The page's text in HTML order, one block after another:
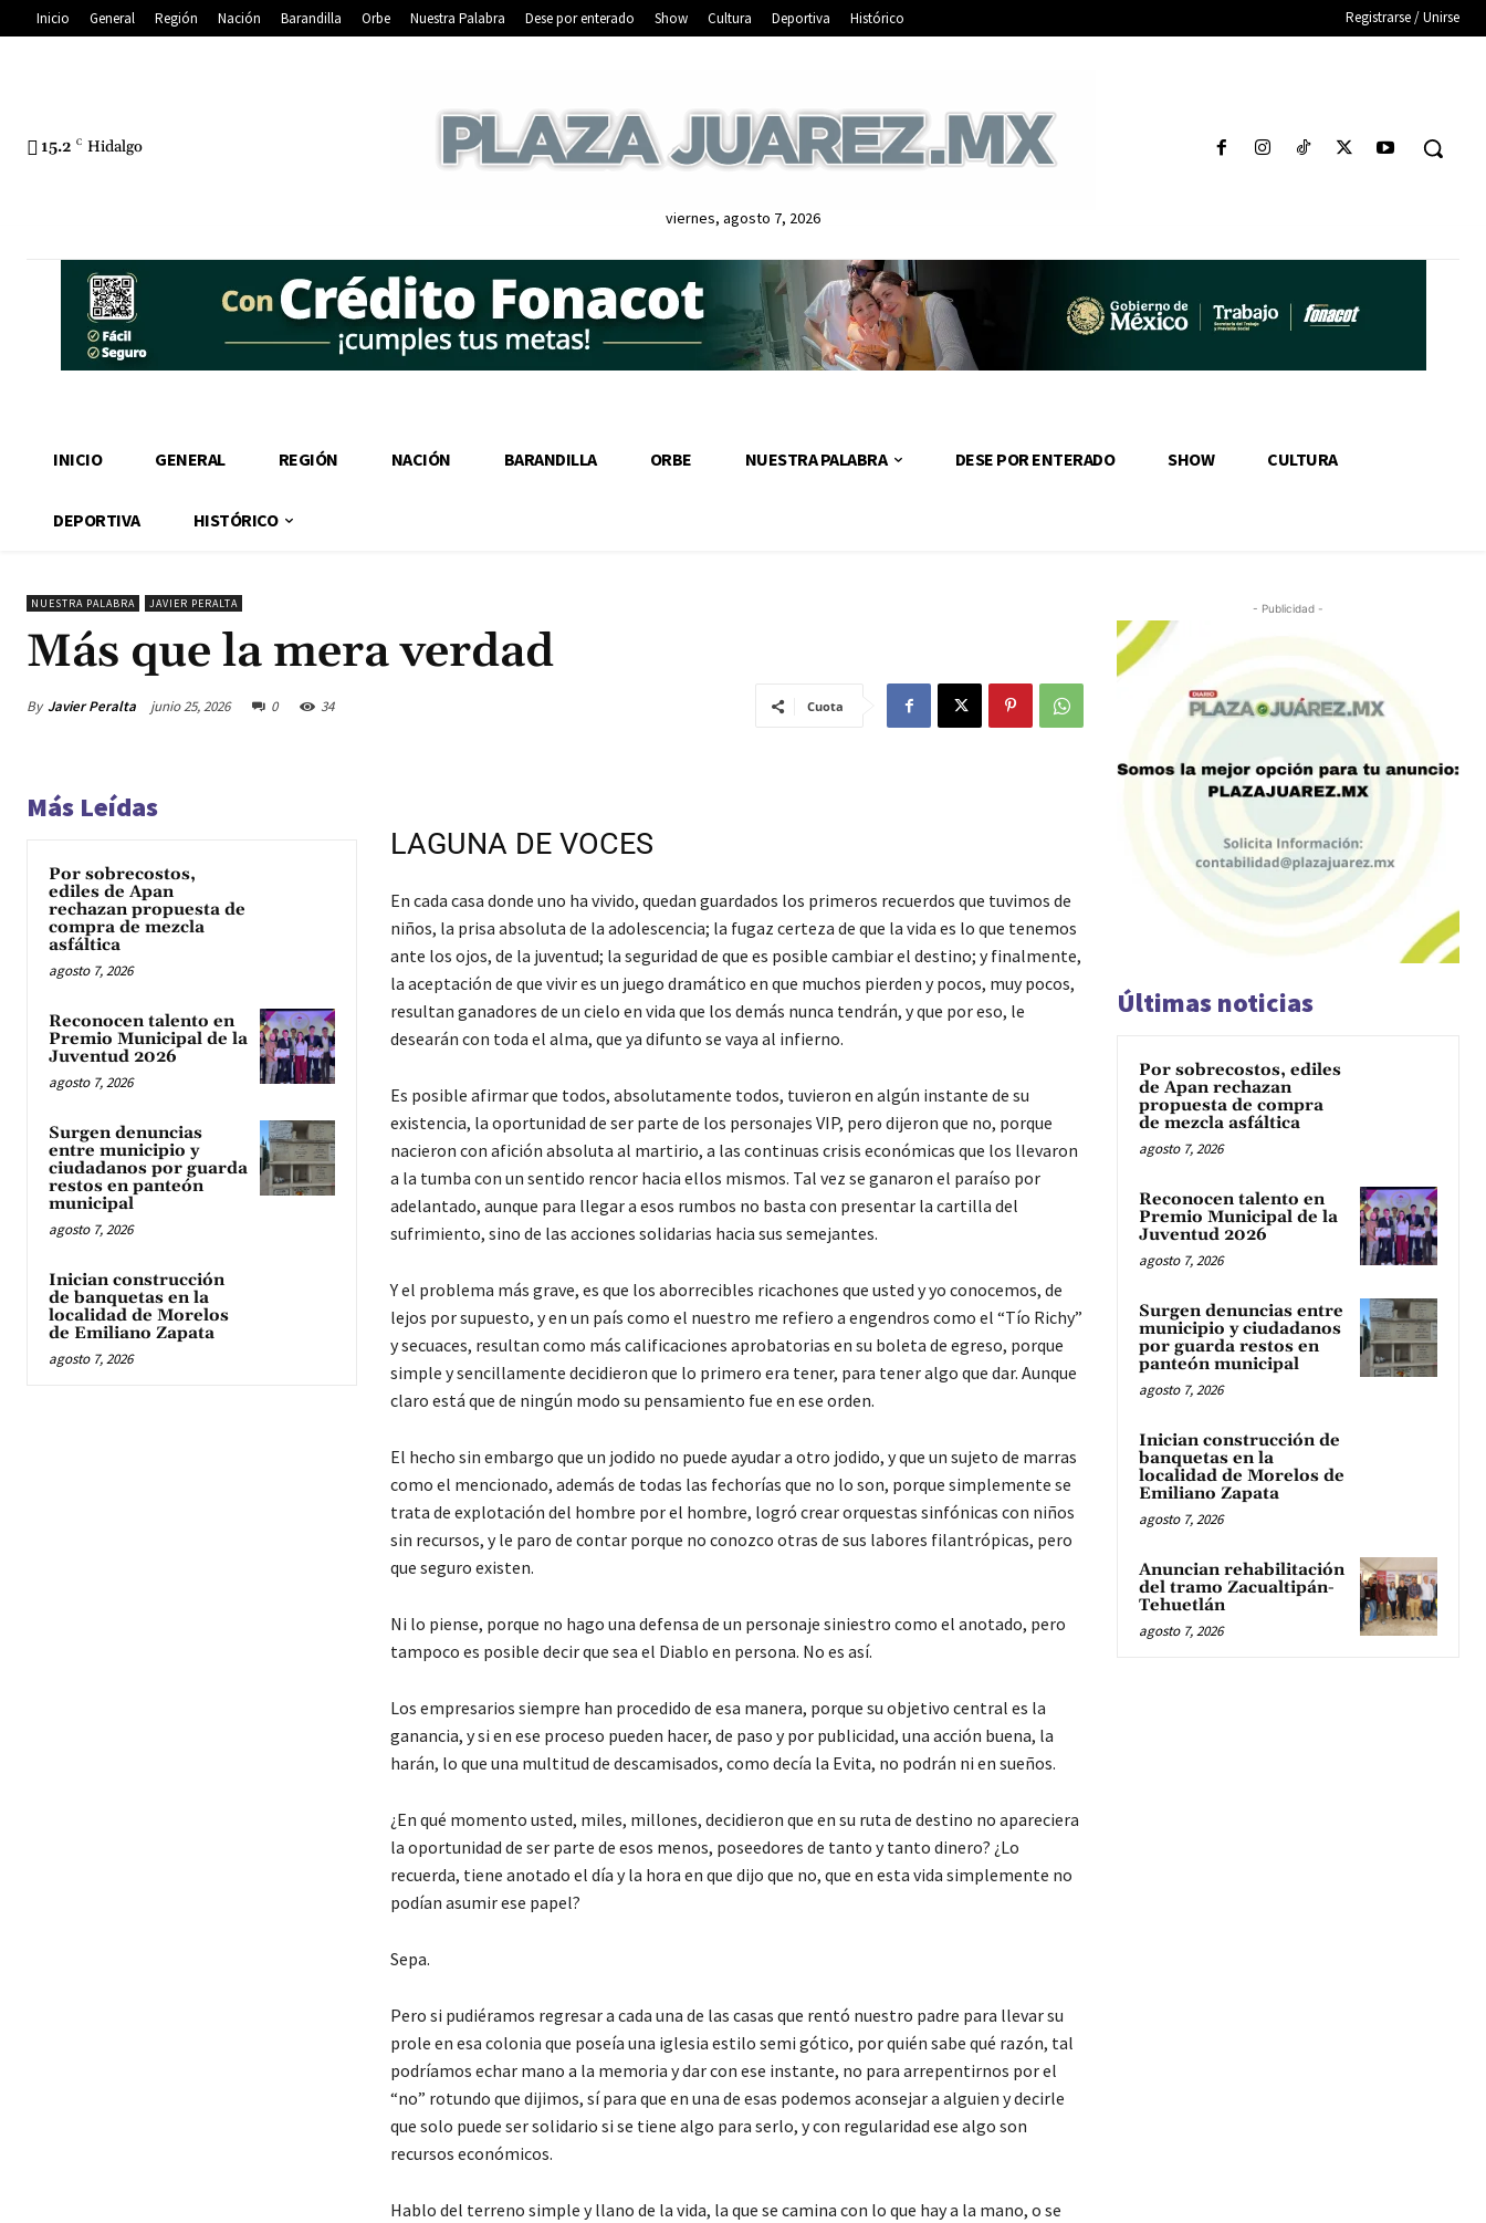
Inicio General Región Nación Barandilla Orbe Nuestra Palabra Dese por enterado Show Cultura Deportiva Histórico Registrarse / Unirse
15.2 C Hidalgo
viernes, agosto 7, 2026
INICIO GENERAL REGIÓN NACIÓN BARANDILLA ORBE NUESTRA PALABRA DESE POR ENTERADO SHOW CULTURA
DEPORTIVA HISTÓRICO
NUESTRA PALABRA JAVIER PERALTA
Más que la mera verdad
By Javier Peralta junio 25, 2026 0 34 Cuota
Más Leídas
Por sobrecostos,
ediles de Apan
rechazan propuesta de
compra de mezcla
asfáltica
agosto 7, 2026
Reconocen talento en
Premio Municipal de la
Juventud 2026
agosto 7, 2026
Surgen denuncias
entre municipio y
ciudadanos por guarda
restos en panteón
municipal
agosto 7, 2026
Inician construcción
de banquetas en la
localidad de Morelos
de Emiliano Zapata
agosto 7, 2026
LAGUNA DE VOCES
En cada casa donde uno ha vivido, quedan guardados los primeros recuerdos que tuvimos de
niños, la prisa absoluta de la adolescencia; la fugaz certeza de que la vida es lo que tenemos
ante los ojos, de la juventud; la seguridad de que es posible cambiar el destino; y finalmente,
la aceptación de que vivir es un juego dramático en que muchos pierden y pocos, muy pocos,
resultan ganadores de un cielo en vida que los demás nunca tendrán, y que por eso, le
desearán con toda el alma, que ya difunto se vaya al infierno.
Es posible afirmar que todos, absolutamente todos, tuvieron en algún instante de su
existencia, la oportunidad de ser parte de los personajes VIP, pero dijeron que no, porque
nacieron con afición absoluta al martirio, a las continuas crisis económicas que los llevaron
a la tumba con un sentido rencor hacia ellos mismos. Tal vez se ganaron el paraíso por
adelantado, aunque para llegar a esos rumbos no basta con presentar la cartilla del
sufrimiento, sino de las acciones solidarias hacia sus semejantes.
Y el problema más grave, es que los aborrecibles ricachones que usted y yo conocemos, de
lejos por supuesto, y en un país como el nuestro me refiero a engendros como el “Tío Richy”
y secuaces, resultan como más calificaciones aprobatorias en su boleta de egreso, porque
simple y sencillamente decidieron que lo primero era tener, para tener algo que dar. Aunque
claro está que de ningún modo su pensamiento fue en ese orden.
El hecho sin embargo que un jodido no puede ayudar a otro jodido, y que un sujeto de marras
como el mencionado, además de todas las fechorías que no lo son, porque simplemente se
trata de explotación del hombre por el hombre, logró crear orquestas sinfónicas con niños
sin recursos, y le paro de contar porque no conozco otras de sus labores filantrópicas, pero
que seguro existen.
Ni lo piense, porque no hago una defensa de un personaje siniestro como el anotado, pero
tampoco es posible decir que sea el Diablo en persona. No es así.
Los empresarios siempre han procedido de esa manera, porque su objetivo central es la
ganancia, y si en ese proceso pueden hacer, de paso y por publicidad, una acción buena, la
harán, lo que una multitud de descamisados, como decía la Evita, no podrán ni en sueños.
¿En qué momento usted, miles, millones, decidieron que en su ruta de destino no apareciera
la oportunidad de ser parte de esos menos, poseedores de tanto y tanto dinero? ¿Lo
recuerda, tiene anotado el día y la hora en que dijo que no, que en esta vida simplemente no
podían asumir ese papel?
Sepa.
Pero si pudiéramos regresar a cada una de las casas que rentó nuestro padre para llevar su
prole en esa colonia que poseía una iglesia estilo semi gótico, por quién sabe qué razón, tal
podríamos echar mano a la memoria y dar con ese instante, no para arrepentirnos por el
“no” rotundo que dijimos, sí para que en una de esas podemos aconsejar a alguien y decirle
que solo puede ser solidario si se tiene algo para serlo, y con regularidad ese algo son
recursos económicos.
Hablo del terreno simple y llano de la vida, la que se camina con lo que hay a la mano, o se
- Publicidad -
Últimas noticias
Por sobrecostos, ediles
de Apan rechazan
propuesta de compra
de mezcla asfáltica
agosto 7, 2026
Reconocen talento en
Premio Municipal de la
Juventud 2026
agosto 7, 2026
Surgen denuncias entre
municipio y ciudadanos
por guarda restos en
panteón municipal
agosto 7, 2026
Inician construcción de
banquetas en la
localidad de Morelos de
Emiliano Zapata
agosto 7, 2026
Anuncian rehabilitación
del tramo Zacualtipán-
Tehuetlán
agosto 7, 2026